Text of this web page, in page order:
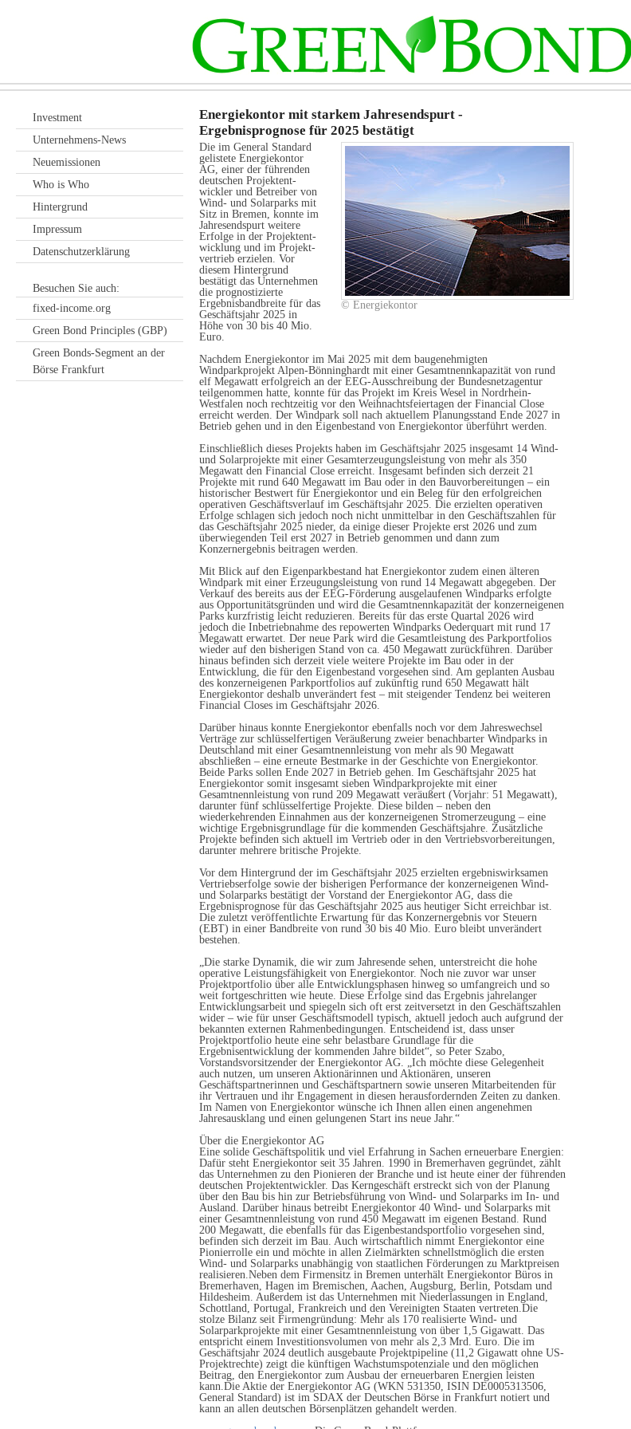
Energiekontor mit starkem Jahresendspurt -
Ergebnisprognose für 2025 bestätigt
© Energiekontor
Die im General Standard
gelistete Energie­kontor
AG, einer der füh­renden
deutschen Projekt­ent­
wickler und Betreiber von
Wind- und Solar­parks mit
Sitz in Bremen, konnte im
Jahres­endspurt weitere
Erfolge in der Projekt­ent­
wicklung und im Projekt­
vertrieb erzielen. Vor
diesem Hinter­grund
bestätigt das Unter­nehmen
die prog­nostizierte
Ergebnis­band­breite für das
Geschäfts­jahr 2025 in
Höhe von 30 bis 40 Mio.
Euro.
Nachdem Energiekontor im Mai 2025 mit dem baugenehmigten
Windparkprojekt Alpen-Bönninghardt mit einer Gesamtnennkapazität von rund
elf Megawatt erfolgreich an der EEG-Ausschreibung der Bundesnetzagentur
teilgenommen hatte, konnte für das Projekt im Kreis Wesel in Nordrhein-
Westfalen noch rechtzeitig vor den Weihnachtsfeiertagen der Financial Close
erreicht werden. Der Windpark soll nach aktuellem Planungsstand Ende 2027 in
Betrieb gehen und in den Eigenbestand von Energiekontor überführt werden.
Einschließlich dieses Projekts haben im Geschäftsjahr 2025 insgesamt 14 Wind-
und Solarprojekte mit einer Gesamterzeugungsleistung von mehr als 350
Megawatt den Financial Close erreicht. Insgesamt befinden sich derzeit 21
Projekte mit rund 640 Megawatt im Bau oder in den Bauvorbereitungen – ein
historischer Bestwert für Energiekontor und ein Beleg für den erfolgreichen
operativen Geschäftsverlauf im Geschäftsjahr 2025. Die erzielten operativen
Erfolge schlagen sich jedoch noch nicht unmittelbar in den Geschäftszahlen für
das Geschäftsjahr 2025 nieder, da einige dieser Projekte erst 2026 und zum
überwiegenden Teil erst 2027 in Betrieb genommen und dann zum
Konzernergebnis beitragen werden.
Mit Blick auf den Eigenparkbestand hat Energiekontor zudem einen älteren
Windpark mit einer Erzeugungsleistung von rund 14 Megawatt abgegeben. Der
Verkauf des bereits aus der EEG-Förderung ausgelaufenen Windparks erfolgte
aus Opportunitätsgründen und wird die Gesamtnennkapazität der konzerneigenen
Parks kurzfristig leicht reduzieren. Bereits für das erste Quartal 2026 wird
jedoch die Inbetriebnahme des repowerten Windparks Oederquart mit rund 17
Megawatt erwartet. Der neue Park wird die Gesamtleistung des Parkportfolios
wieder auf den bisherigen Stand von ca. 450 Megawatt zurückführen. Darüber
hinaus befinden sich derzeit viele weitere Projekte im Bau oder in der
Entwicklung, die für den Eigenbestand vorgesehen sind. Am geplanten Ausbau
des konzerneigenen Parkportfolios auf zukünftig rund 650 Megawatt hält
Energiekontor deshalb unverändert fest – mit steigender Tendenz bei weiteren
Financial Closes im Geschäftsjahr 2026.
Darüber hinaus konnte Energiekontor ebenfalls noch vor dem Jahreswechsel
Verträge zur schlüsselfertigen Veräußerung zweier benachbarter Windparks in
Deutschland mit einer Gesamtnennleistung von mehr als 90 Megawatt
abschließen – eine erneute Bestmarke in der Geschichte von Energiekontor.
Beide Parks sollen Ende 2027 in Betrieb gehen. Im Geschäftsjahr 2025 hat
Energiekontor somit insgesamt sieben Windparkprojekte mit einer
Gesamtnennleistung von rund 209 Megawatt veräußert (Vorjahr: 51 Megawatt),
darunter fünf schlüsselfertige Projekte. Diese bilden – neben den
wiederkehrenden Einnahmen aus der konzerneigenen Stromerzeugung – eine
wichtige Ergebnisgrundlage für die kommenden Geschäftsjahre. Zusätzliche
Projekte befinden sich aktuell im Vertrieb oder in den Vertriebsvorbereitungen,
darunter mehrere britische Projekte.
Vor dem Hintergrund der im Geschäftsjahr 2025 erzielten ergebniswirksamen
Vertriebserfolge sowie der bisherigen Performance der konzerneigenen Wind-
und Solarparks bestätigt der Vorstand der Energiekontor AG, dass die
Ergebnisprognose für das Geschäftsjahr 2025 aus heutiger Sicht erreichbar ist.
Die zuletzt veröffentlichte Erwartung für das Konzernergebnis vor Steuern
(EBT) in einer Bandbreite von rund 30 bis 40 Mio. Euro bleibt unverändert
bestehen.
„Die starke Dynamik, die wir zum Jahresende sehen, unterstreicht die hohe
operative Leistungsfähigkeit von Energiekontor. Noch nie zuvor war unser
Projektportfolio über alle Entwicklungsphasen hinweg so umfangreich und so
weit fortgeschritten wie heute. Diese Erfolge sind das Ergebnis jahrelanger
Entwicklungsarbeit und spiegeln sich oft erst zeitversetzt in den Geschäftszahlen
wider – wie für unser Geschäftsmodell typisch, aktuell jedoch auch aufgrund der
bekannten externen Rahmenbedingungen. Entscheidend ist, dass unser
Projektportfolio heute eine sehr belastbare Grundlage für die
Ergebnisentwicklung der kommenden Jahre bildet“, so Peter Szabo,
Vorstandsvorsitzender der Energiekontor AG. „Ich möchte diese Gelegenheit
auch nutzen, um unseren Aktionärinnen und Aktionären, unseren
Geschäftspartnerinnen und Geschäftspartnern sowie unseren Mitarbeitenden für
ihr Vertrauen und ihr Engagement in diesen herausfordernden Zeiten zu danken.
Im Namen von Energiekontor wünsche ich Ihnen allen einen angenehmen
Jahresausklang und einen gelungenen Start ins neue Jahr.“
Über die Energiekontor AG
Eine solide Geschäftspolitik und viel Erfahrung in Sachen erneuerbare Energien:
Dafür steht Energiekontor seit 35 Jahren. 1990 in Bremerhaven gegründet, zählt
das Unternehmen zu den Pionieren der Branche und ist heute einer der führenden
deutschen Projektentwickler. Das Kerngeschäft erstreckt sich von der Planung
über den Bau bis hin zur Betriebsführung von Wind- und Solarparks im In- und
Ausland. Darüber hinaus betreibt Energiekontor 40 Wind- und Solarparks mit
einer Gesamtnennleistung von rund 450 Megawatt im eigenen Bestand. Rund
200 Megawatt, die ebenfalls für das Eigenbestandsportfolio vorgesehen sind,
befinden sich derzeit im Bau. Auch wirtschaftlich nimmt Energiekontor eine
Pionierrolle ein und möchte in allen Zielmärkten schnellstmöglich die ersten
Wind- und Solarparks unabhängig von staatlichen Förderungen zu Marktpreisen
realisieren.Neben dem Firmensitz in Bremen unterhält Energiekontor Büros in
Bremerhaven, Hagen im Bremischen, Aachen, Augsburg, Berlin, Potsdam und
Hildesheim. Außerdem ist das Unternehmen mit Niederlassungen in England,
Schottland, Portugal, Frankreich und den Vereinigten Staaten vertreten.Die
stolze Bilanz seit Firmengründung: Mehr als 170 realisierte Wind- und
Solarparkprojekte mit einer Gesamtnennleistung von über 1,5 Gigawatt. Das
entspricht einem Investitionsvolumen von mehr als 2,3 Mrd. Euro. Die im
Geschäftsjahr 2024 deutlich ausgebaute Projektpipeline (11,2 Gigawatt ohne US-
Projektrechte) zeigt die künftigen Wachstumspotenziale und den möglichen
Beitrag, den Energiekontor zum Ausbau der erneuerbaren Energien leisten
kann.Die Aktie der Energiekontor AG (WKN 531350, ISIN DE0005313506,
General Standard) ist im SDAX der Deutschen Börse in Frankfurt notiert und
kann an allen deutschen Börsenplätzen gehandelt werden.
Investment
Unternehmens-News
Neuemissionen
Who is Who
Hintergrund
Impressum
Datenschutzerklärung
Besuchen Sie auch:
fixed-income.org
Green Bond Principles (GBP)
Green Bonds-Segment an der
Börse Frankfurt